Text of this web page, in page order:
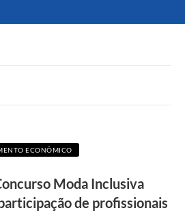
ECONÔMICO
Moda Inclusiva
de profissionais